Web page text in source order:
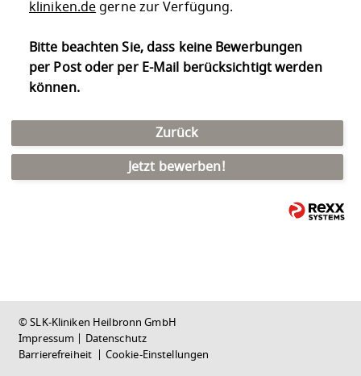
kliniken.de gerne zur Verfügung.
Bitte beachten Sie, dass keine Bewerbungen
per Post oder per E-Mail berücksichtigt werden
können.
Zurück
Jetzt bewerben!
© SLK-Kliniken Heilbronn GmbH
Impressum | Datenschutz
Barrierefreiheit | Cookie-Einstellungen